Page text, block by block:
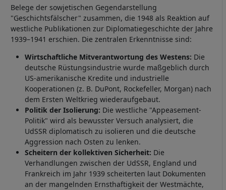
Belege der sowjetischen Gegendarstellung
"Geschichtsfälscher" zusammen, die 1948 als Reaktion auf
westliche Publikationen zur Diplomatiegeschichte der Jahre
1939–1941 erschien. Die zentralen Erkenntnisse sind:
Wirtschaftliche Mitverantwortung des Westens: Die
deutsche Rüstungsindustrie wurde maßgeblich durch
US-amerikanische Kredite und industrielle
Kooperationen (z. B. DuPont, Rockefeller, Morgan) nach
dem Ersten Weltkrieg wiederaufgebaut.
Politik der Isolierung: Die westliche "Appeasement-
Politik" wird als bewusster Versuch analysiert, die
UdSSR diplomatisch zu isolieren und die deutsche
Aggression nach Osten zu lenken.
Scheitern der kollektiven Sicherheit: Die
Verhandlungen zwischen der UdSSR, England und
Frankreich im Jahr 1939 scheiterten laut Dokumenten
an der mangelnden Ernsthaftigkeit der Westmächte,